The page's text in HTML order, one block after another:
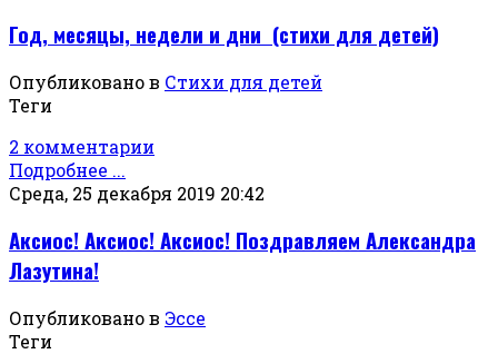
Год, месяцы, недели и дни (стихи для детей)
Опубликовано в Стихи для детей
Теги
2 комментарии
Подробнее ...
Среда, 25 декабря 2019 20:42
Аксиос! Аксиос! Аксиос! Поздравляем Александра
Лазутина!
Опубликовано в Эссе
Теги